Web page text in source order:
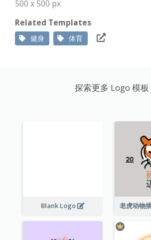
500 x 500 px
Related Templates
健身 体育
探索更多 Logo 模板
Blank Logo